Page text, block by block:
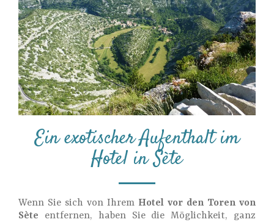
Ein exotischer Aufenthalt im
Hotel in Sète
Wenn Sie sich von Ihrem Hotel vor den Toren von
Sète entfernen, haben Sie die Möglichkeit, ganz